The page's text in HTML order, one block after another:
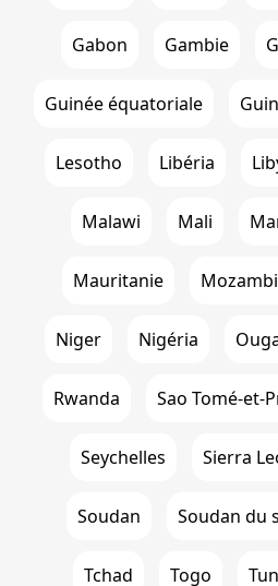
Gabon Gambie
Guinée équatoriale
Lesotho Libéria
Malawi Mali
Mauritanie
Niger Nigéria
Rwanda Sao Tomé-et-
Seychelles Sierra
Soudan Soudan du
Tchad Togo